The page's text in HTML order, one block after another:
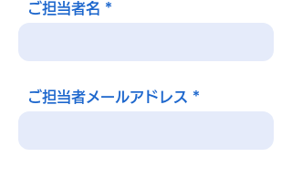
ご担当者名
ご担当者メールアドレス